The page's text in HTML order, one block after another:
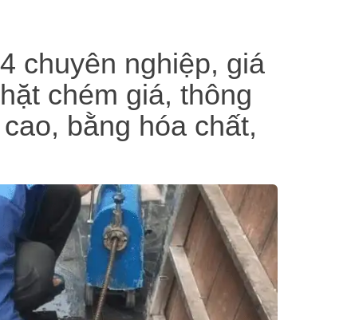
chuyên nghiệp, giá
chém giá, thông
bằng hóa chất,